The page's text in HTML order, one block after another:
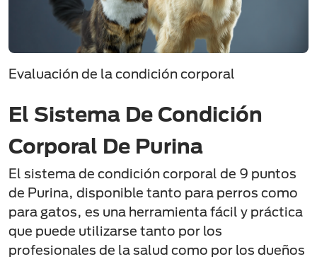
Evaluación de la condición corporal
El Sistema De Condición
Corporal De Purina
El sistema de condición corporal de 9 puntos
de Purina, disponible tanto para perros como
para gatos, es una herramienta fácil y práctica
que puede utilizarse tanto por los
profesionales de la salud como por los dueños